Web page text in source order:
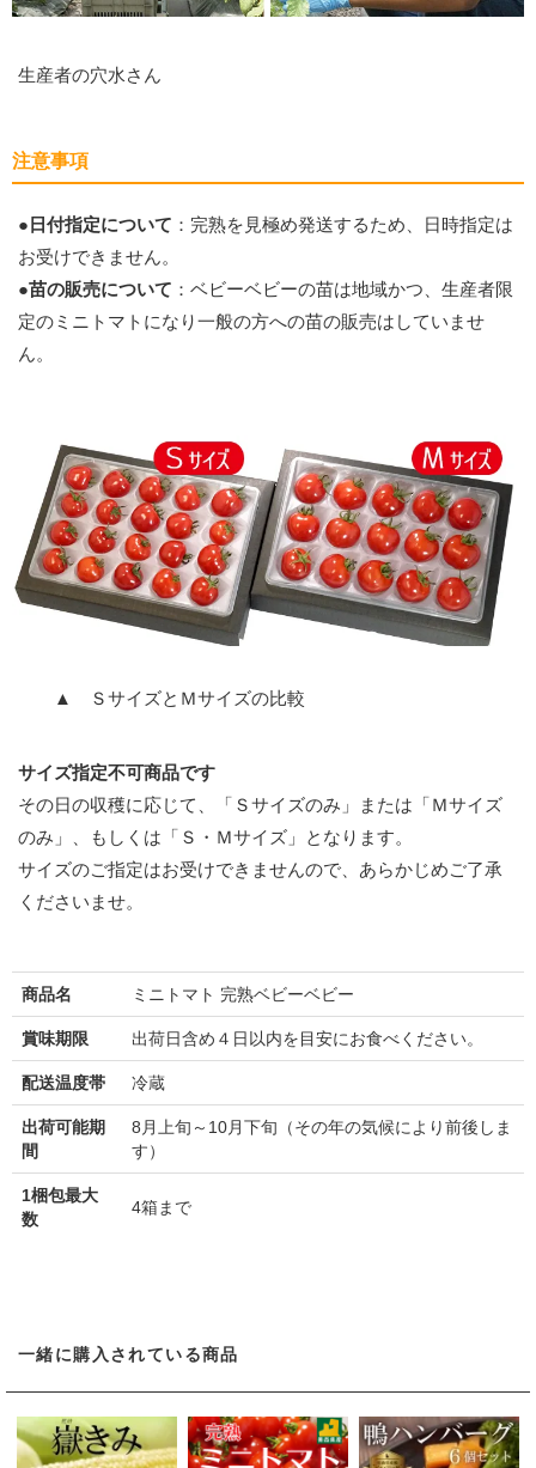
生産者の穴水さん
注意事項
●日付指定について ：完熟を見極め発送するため、日時指定は
お受けできません。
●苗の販売について ：ベビーベビーの苗は地域かつ、生産者限
定のミニトマトになり一般の方への苗の販売はしていませ
ん。
▲ ＳサイズとＭサイズの比較
サイズ指定不可商品です
その日の収穫に応じて、「Ｓサイズのみ」または「Ｍサイズ
のみ」、もしくは「Ｓ・Ｍサイズ」となります。
サイズのご指定はお受けできませんので、あらかじめご了承
くださいませ。
商品名 ミニトマト 完熟ベビーベビー
賞味期限 出荷日含め４日以内を目安にお食べください。
配送温度帯 冷蔵
出荷可能期
間
8月上旬～10月下旬（その年の気候により前後しま
す）
1梱包最大
数
4箱まで
一緒に購入されている商品